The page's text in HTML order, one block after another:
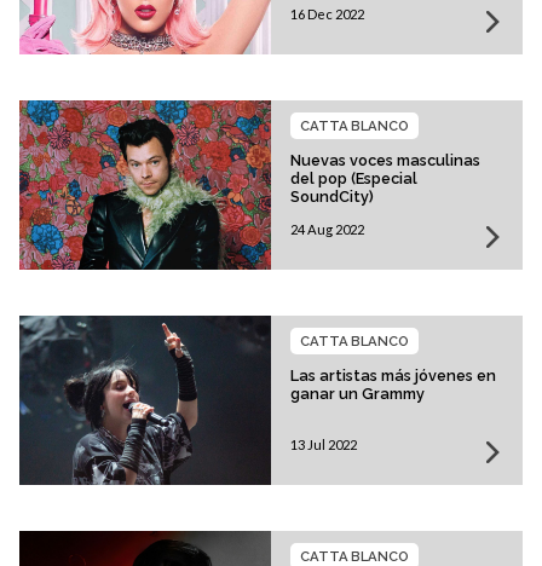
16 Dec 2022
Nuevas voces masculinas
del pop (Especial
SoundCity)
CATTA BLANCO
24 Aug 2022
Las artistas más jóvenes en
ganar un Grammy
CATTA BLANCO
13 Jul 2022
CATTA BLANCO